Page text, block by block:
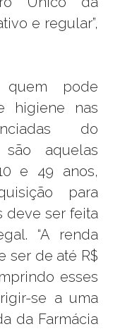
e regular”,
pode
higiene nas
do
são aquelas
e 49 anos,
para
deve ser feita
“A renda
ser de até R$
esses
se a uma
da Farmácia